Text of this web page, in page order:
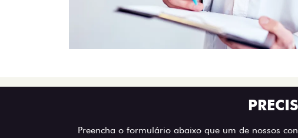
Preencha o formulário abaixo que um de nossos